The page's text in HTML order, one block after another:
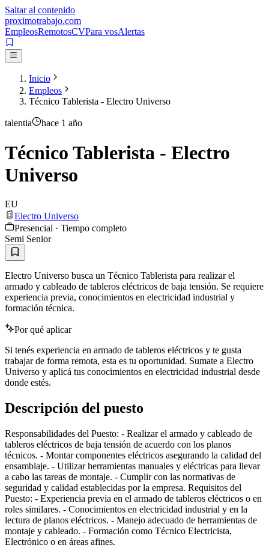
Saltar al contenido
proximotrabajo.com
EmpleosRemotosCVPara vosAlertas
Inicio
Empleos
Técnico Tablerista - Electro Universo
talentia hace 1 año
Técnico Tablerista - Electro
Universo
EU
Electro Universo
Presencial · Tiempo completo
Semi Senior
Electro Universo busca un Técnico Tablerista para realizar el
armado y cableado de tableros eléctricos de baja tensión. Se requiere
experiencia previa, conocimientos en electricidad industrial y
formación técnica.
Por qué aplicar
Si tenés experiencia en armado de tableros eléctricos y te gusta
trabajar de forma remota, esta es tu oportunidad. Sumate a Electro
Universo y aplicá tus conocimientos en electricidad industrial desde
donde estés.
Descripción del puesto
Responsabilidades del Puesto: - Realizar el armado y cableado de
tableros eléctricos de baja tensión de acuerdo con los planos
técnicos. - Montar componentes eléctricos asegurando la calidad del
ensamblaje. - Utilizar herramientas manuales y eléctricas para llevar
a cabo las tareas de montaje. - Cumplir con las normativas de
seguridad y calidad establecidas por la empresa. Requisitos del
Puesto: - Experiencia previa en el armado de tableros eléctricos o en
roles similares. - Conocimientos en electricidad industrial y en la
lectura de planos eléctricos. - Manejo adecuado de herramientas de
montaje y cableado. - Formación como Técnico Electricista,
Electrónico o en áreas afines.